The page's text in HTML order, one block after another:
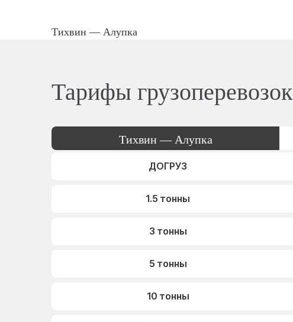
Тихвин — Алупка
Тарифы грузоперевозок
Тихвин — Алупка
ДОГРУЗ
1.5 тонны
3 тонны
5 тонны
10 тонны